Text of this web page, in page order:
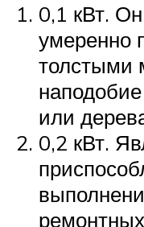
0,1 кВт.
умеренно
толстыми
или
0,2 кВт.